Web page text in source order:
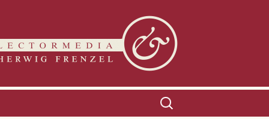
Suchen
nach: